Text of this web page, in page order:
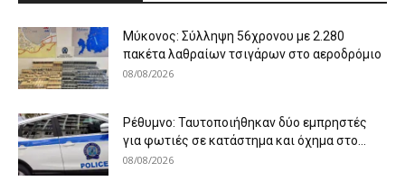
Μύκονος: Σύλληψη 56χρονου με 2.280
πακέτα λαθραίων τσιγάρων στο αεροδρόμιο
08/08/2026
Ρέθυμνο: Ταυτοποιήθηκαν δύο εμπρηστές
για φωτιές σε κατάστημα και όχημα στο...
08/08/2026